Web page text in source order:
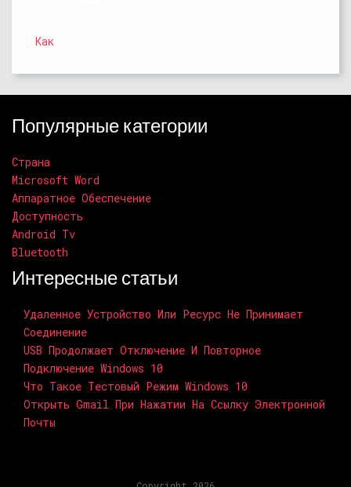
Как
Популярные категории
Страна
Microsoft Word
Аппаратное Обеспечение
Доступность
Android Tv
Bluetooth
Интересные статьи
Удаленное Устройство Или Ресурс Не Принимает
Соединение
USB Продолжает Отключение И Повторное
Подключение Windows 10
Что Такое Тестовый Режим Windows 10
Открыть Gmail При Нажатии На Ссылку Электронной
Почты